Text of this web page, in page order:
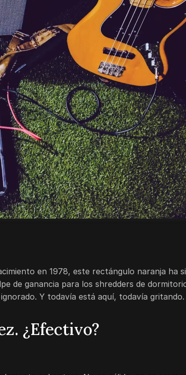
en 1978, este rectángulo naranja ha
de ganancia para los shredders de
Y todavía está aquí, todavía gritando.
¿Efectivo?